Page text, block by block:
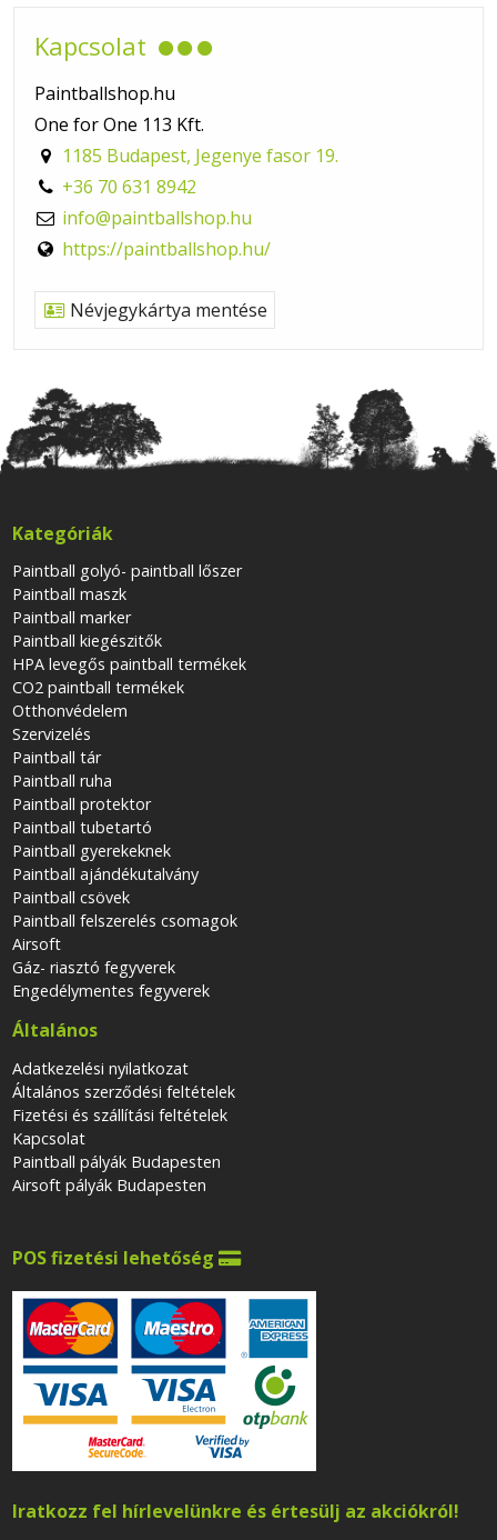
Kapcsolat
Paintballshop.hu
One for One 113 Kft.
1185 Budapest, Jegenye fasor 19.
+36 70 631 8942
info@paintballshop.hu
https://paintballshop.hu/
Névjegykártya mentése
Kategóriák
Paintball golyó- paintball lőszer
Paintball maszk
Paintball marker
Paintball kiegészitők
HPA levegős paintball termékek
CO2 paintball termékek
Otthonvédelem
Szervizelés
Paintball tár
Paintball ruha
Paintball protektor
Paintball tubetartó
Paintball gyerekeknek
Paintball ajándékutalvány
Paintball csövek
Paintball felszerelés csomagok
Airsoft
Gáz- riasztó fegyverek
Engedélymentes fegyverek
Általános
Adatkezelési nyilatkozat
Általános szerződési feltételek
Fizetési és szállítási feltételek
Kapcsolat
Paintball pályák Budapesten
Airsoft pályák Budapesten
POS fizetési lehetőség 
Iratkozz fel hírlevelünkre és értesülj az akciókról!